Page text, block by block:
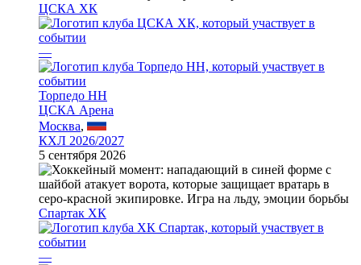
ЦСКА ХК
—
Торпедо НН
ЦСКА Арена
Москва,
КХЛ 2026/2027
5 сентября 2026
Спартак ХК
—